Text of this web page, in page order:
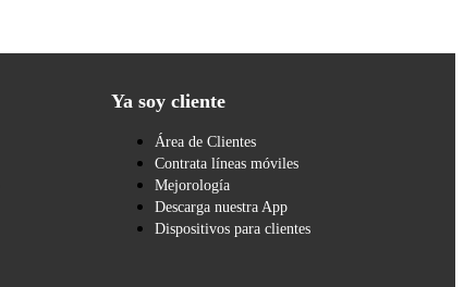
Ya soy cliente
Área de Clientes
Contrata líneas móviles
Mejorología
Descarga nuestra App
Dispositivos para clientes